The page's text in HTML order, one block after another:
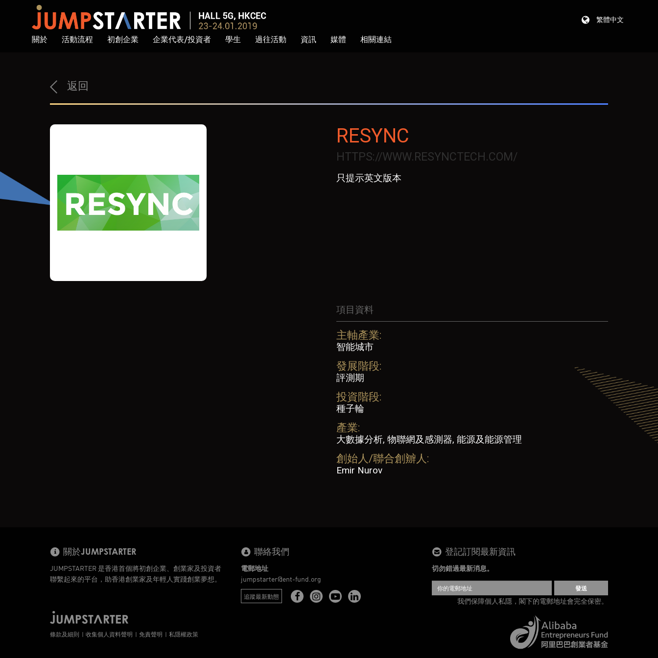
關於 活動流程 初創企業 企業代表/投資者 學生 過往活動 資訊 媒體 相關連結
繁體中文
返回
RESYNC
HTTPS://WWW.RESYNCTECH.COM/
只提示英文版本
項目資料
主軸產業:
智能城市
發展階段:
評測期
投資階段:
種子輪
產業:
大數據分析, 物聯網及感測器, 能源及能源管理
創始人/聯合創辧人:
Emir Nurov
關於JUMPSTARTER
JUMPSTARTER 是香港首個將初創企業、創業家及投資者
聯繫起來的平台，助香港創業家及年輕人實踐創業夢想。
聯絡我們
電郵地址
jumpstarter@ent-fund.org
追蹤最新動態
登記訂閱最新資訊
切勿錯過最新消息。
發送
我們保障個人私隱，閣下的電郵地址會完全保密。
條款及細則 收集個人資料聲明 免責聲明 私隱權政策